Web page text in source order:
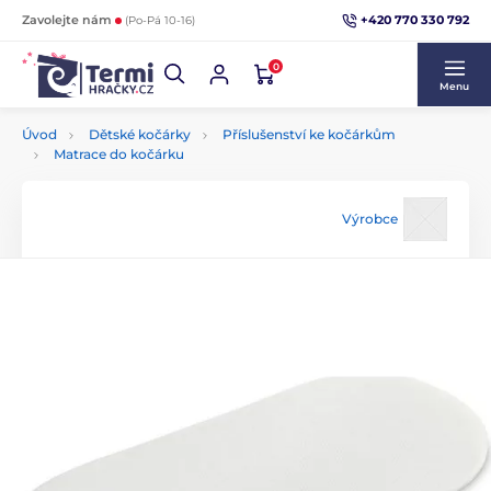
Zavolejte nám (Po-Pá 10-16) +420 770 330 792
0
Menu
Úvod Dětské kočárky
Příslušenství ke kočárkům
Matrace do kočárku
Výrobce